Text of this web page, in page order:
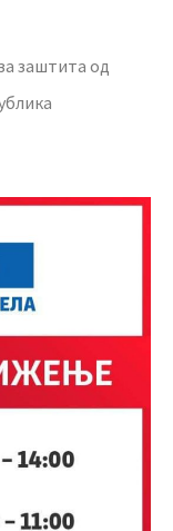
заштита од